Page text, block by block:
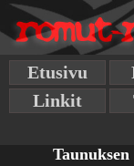
Etusivu
Linkit